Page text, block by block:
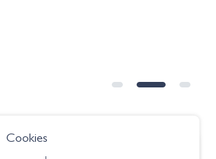
€ 16.75
Cookies